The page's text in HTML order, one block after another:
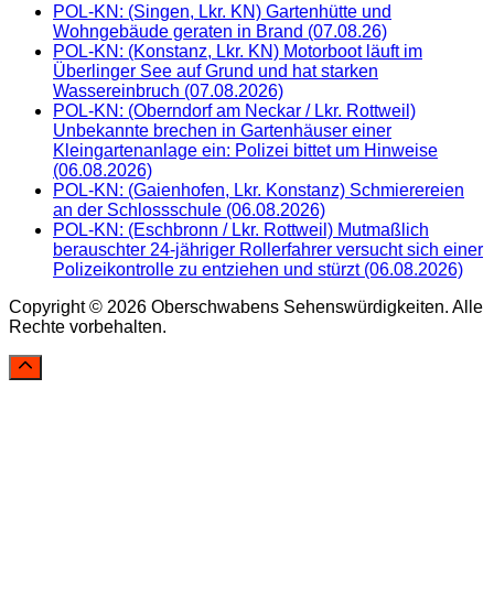
POL-KN: (Singen, Lkr. KN) Gartenhütte und
Wohngebäude geraten in Brand (07.08.26)
POL-KN: (Konstanz, Lkr. KN) Motorboot läuft im
Überlinger See auf Grund und hat starken
Wassereinbruch (07.08.2026)
POL-KN: (Oberndorf am Neckar / Lkr. Rottweil)
Unbekannte brechen in Gartenhäuser einer
Kleingartenanlage ein: Polizei bittet um Hinweise
(06.08.2026)
POL-KN: (Gaienhofen, Lkr. Konstanz) Schmierereien
an der Schlossschule (06.08.2026)
POL-KN: (Eschbronn / Lkr. Rottweil) Mutmaßlich
berauschter 24-jähriger Rollerfahrer versucht sich einer
Polizeikontrolle zu entziehen und stürzt (06.08.2026)
Copyright © 2026 Oberschwabens Sehenswürdigkeiten. Alle
Rechte vorbehalten.